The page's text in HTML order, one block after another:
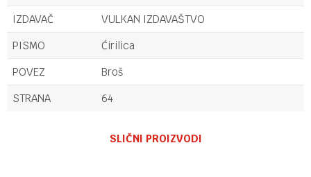
IZDAVAČ
VULKAN IZDAVAŠTVO
PISMO
Ćirilica
POVEZ
Broš
STRANA
64
SLIČNI PROIZVODI